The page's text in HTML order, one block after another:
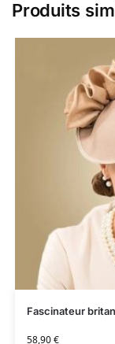
Produits
Fascinateur
58,90€